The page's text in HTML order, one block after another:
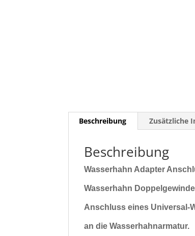
Beschreibung Zusätzliche
Beschreibung
Wasserhahn Adapter
Wasserhahn
Anschluss eines Universal-
an die Wasserhahnarmatur.